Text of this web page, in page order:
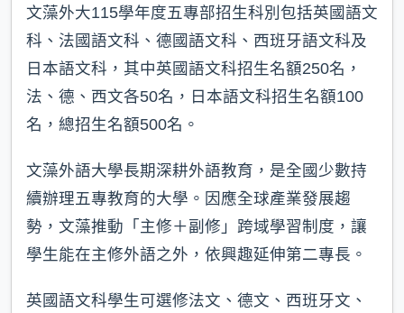
文藻外大115學年度五專部招生科別包括英國語文
科、法國語文科、德國語文科、西班牙語文科及
日本語文科，其中英國語文科招生名額250名，
法、德、西文各50名，日本語文科招生名額100
名，總招生名額500名。
文藻外語大學長期深耕外語教育，是全國少數持
續辦理五專教育的大學。因應全球產業發展趨
勢，文藻推動「主修＋副修」跨域學習制度，讓
學生能在主修外語之外，依興趣延伸第二專長。
英國語文科學生可選修法文、德文、西班牙文、